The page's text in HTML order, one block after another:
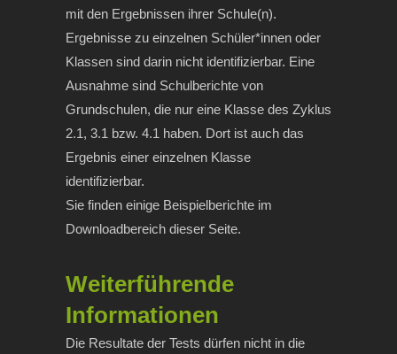
mit den Ergebnissen ihrer Schule(n).
Ergebnisse zu einzelnen Schüler*innen oder
Klassen sind darin nicht identifizierbar. Eine
Ausnahme sind Schulberichte von
Grundschulen, die nur eine Klasse des Zyklus
2.1, 3.1 bzw. 4.1 haben. Dort ist auch das
Ergebnis einer einzelnen Klasse
identifizierbar.
Sie finden einige Beispielberichte im
Downloadbereich dieser Seite.
Weiterführende
Informationen
Die Resultate der Tests dürfen nicht in die